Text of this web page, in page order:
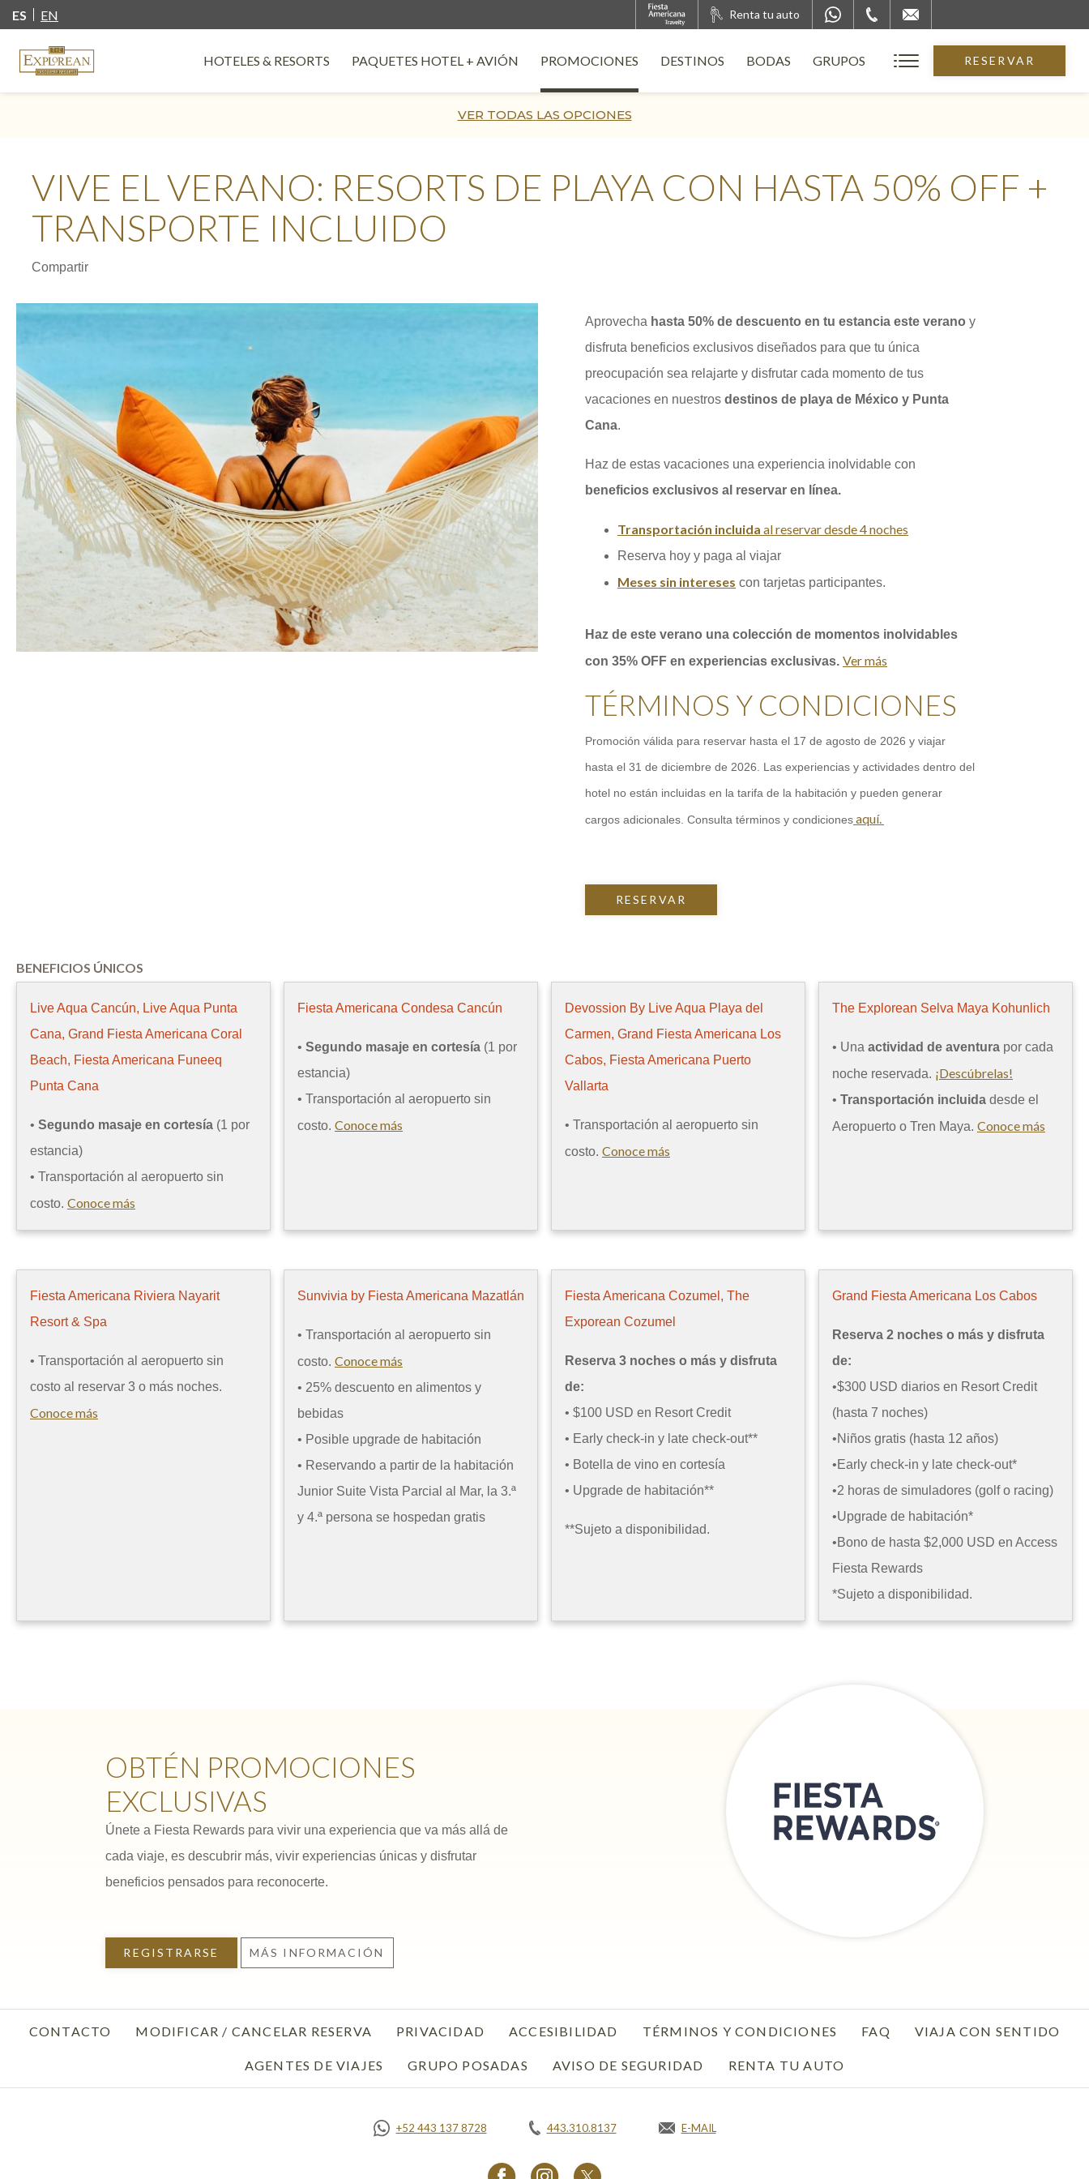
ES EN Renta tu auto
HOTELES & RESORTS
PAQUETES HOTEL + AVIÓN
OPENS IN A NEW TAB.
PROMOCIONES DESTINOS BODAS GRUPOS RESERVAR
VER TODAS LAS OPCIONES
VIVE EL VERANO: RESORTS DE PLAYA CON HASTA 50% OFF +
TRANSPORTE INCLUIDO
Compartir
Aprovecha hasta 50% de descuento en tu estancia este verano y
disfruta beneficios exclusivos diseñados para que tu única
preocupación sea relajarte y disfrutar cada momento de tus
vacaciones en nuestros destinos de playa de México y Punta
Cana.
Haz de estas vacaciones una experiencia inolvidable con
beneficios exclusivos al reservar en línea.
Transportación incluida al reservar desde 4 noches
Reserva hoy y paga al viajar
Meses sin intereses con tarjetas participantes.
Haz de este verano una colección de momentos inolvidables
con 35% OFF en experiencias exclusivas. Ver más
TÉRMINOS Y CONDICIONES
Promoción válida para reservar hasta el 17 de agosto de 2026 y viajar
hasta el 31 de diciembre de 2026. Las experiencias y actividades dentro del
hotel no están incluidas en la tarifa de la habitación y pueden generar
cargos adicionales. Consulta términos y condicionesaquí.
RESERVAR
BENEFICIOS ÚNICOS
Live Aqua Cancún, Live Aqua Punta
Cana, Grand Fiesta Americana Coral
Beach, Fiesta Americana Funeeq
Punta Cana
• Segundo masaje en cortesía (1 por
estancia)
• Transportación al aeropuerto sin
costo. Conoce más
Fiesta Americana Condesa Cancún
• Segundo masaje en cortesía (1 por
estancia)
• Transportación al aeropuerto sin
costo. Conoce más
Devossion By Live Aqua Playa del
Carmen, Grand Fiesta Americana Los
Cabos, Fiesta Americana Puerto
Vallarta
• Transportación al aeropuerto sin
costo. Conoce más
The Explorean Selva Maya Kohunlich
• Una actividad de aventura por cada
noche reservada. ¡Descúbrelas!
• Transportación incluida desde el
Aeropuerto o Tren Maya. Conoce más
Fiesta Americana Riviera Nayarit
Resort & Spa
• Transportación al aeropuerto sin
costo al reservar 3 o más noches.
Conoce más
Sunvivia by Fiesta Americana Mazatlán
• Transportación al aeropuerto sin
costo. Conoce más
• 25% descuento en alimentos y
bebidas
• Posible upgrade de habitación
• Reservando a partir de la habitación
Junior Suite Vista Parcial al Mar, la 3.ª
y 4.ª persona se hospedan gratis
Fiesta Americana Cozumel, The
Exporean Cozumel
Reserva 3 noches o más y disfruta
de:
• $100 USD en Resort Credit
• Early check-in y late check-out**
• Botella de vino en cortesía
• Upgrade de habitación**
**Sujeto a disponibilidad.
Grand Fiesta Americana Los Cabos
Reserva 2 noches o más y disfruta
de:
•$300 USD diarios en Resort Credit
(hasta 7 noches)
•Niños gratis (hasta 12 años)
•Early check-in y late check-out*
•2 horas de simuladores (golf o racing)
•Upgrade de habitación*
•Bono de hasta $2,000 USD en Access
Fiesta Rewards
*Sujeto a disponibilidad.
OBTÉN PROMOCIONES
EXCLUSIVAS
Únete a Fiesta Rewards para vivir una experiencia que va más allá de
cada viaje, es descubrir más, vivir experiencias únicas y disfrutar
beneficios pensados para reconocerte.
REGISTRARSE MÁS INFORMACIÓN
CONTACTO MODIFICAR / CANCELAR RESERVA PRIVACIDAD OPENS IN A NEW TAB.
ACCESIBILIDAD TÉRMINOS Y CONDICIONES FAQ VIAJA CON SENTIDO
AGENTES DE VIAJES GRUPO POSADAS AVISO DE SEGURIDAD OPENS IN A NEW TAB.
RENTA TU AUTO
+52 443 137 8728 443.310.8137 E-MAIL
OPENS IN A NEW TAB.